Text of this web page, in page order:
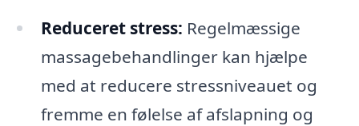
Reduceret stress: Regelmæssige
massagebehandlinger kan hjælpe
med at reducere stressniveauet og
fremme en følelse af afslapning og